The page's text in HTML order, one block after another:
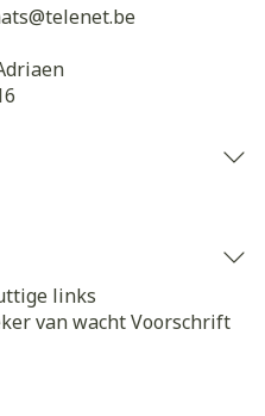
telenet.be
links
van wachtVoorschrift